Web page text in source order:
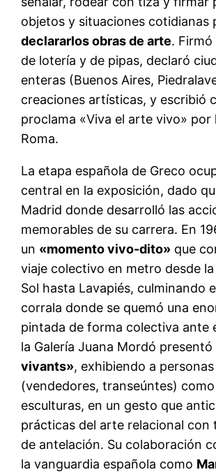
objetos y situaciones cotidianas
declararlos obras de arte.
de lotería y de pipas, declaró
enteras (Buenos Aires,
creaciones artísticas, y escribió
proclama «Viva el arte vivo» por
Roma.
La etapa española de Greco
central en la exposición, dado
Madrid donde desarrolló las
memorables de su carrera. En
un «momento vivo-dito» que
viaje colectivo en metro desde
Sol hasta Lavapiés, culminando
corrala donde se quemó una
pintada de forma colectiva ante
la Galería Juana Mordó presentó
vivants», exhibiendo a
(vendedores, transeúntes)
esculturas, en un gesto que
prácticas del arte relacional con
de antelación. Su colaboración
la vanguardia española como